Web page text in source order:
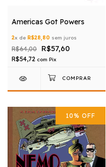
Americas Got Powers
2x de R$28,80 sem juros
R$64,00 R$57,60
R$54,72 com Pix
10% OFF